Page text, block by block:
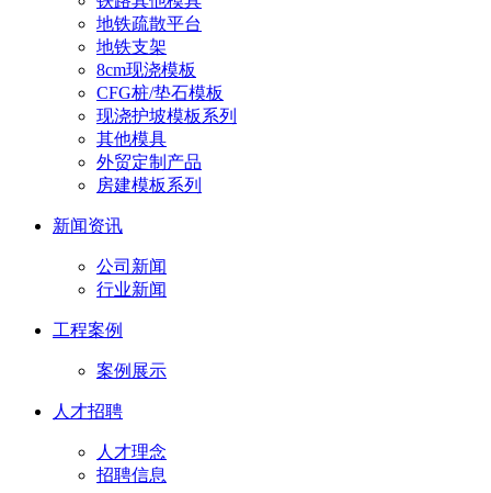
地铁疏散平台
地铁支架
8cm现浇模板
CFG桩/垫石模板
现浇护坡模板系列
其他模具
外贸定制产品
房建模板系列
新闻资讯
公司新闻
行业新闻
工程案例
案例展示
人才招聘
人才理念
招聘信息